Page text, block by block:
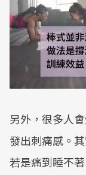
另外，很多人
發出刺痛感。
若是痛到睡不